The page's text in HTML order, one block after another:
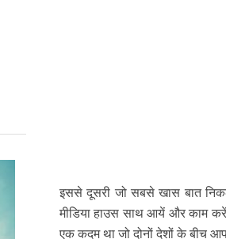
इससे दूसरी जो सबसे खास बात
मीडिया हाउस साथ आयें और काम
एक कदम था जो दोनों देशों के बीच